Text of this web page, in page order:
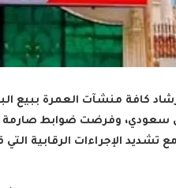
كافة منشآت العمرة
لا يتجاوز 800 ريال سعودي، وفرضت
تشديد الإجراءات الرقابية